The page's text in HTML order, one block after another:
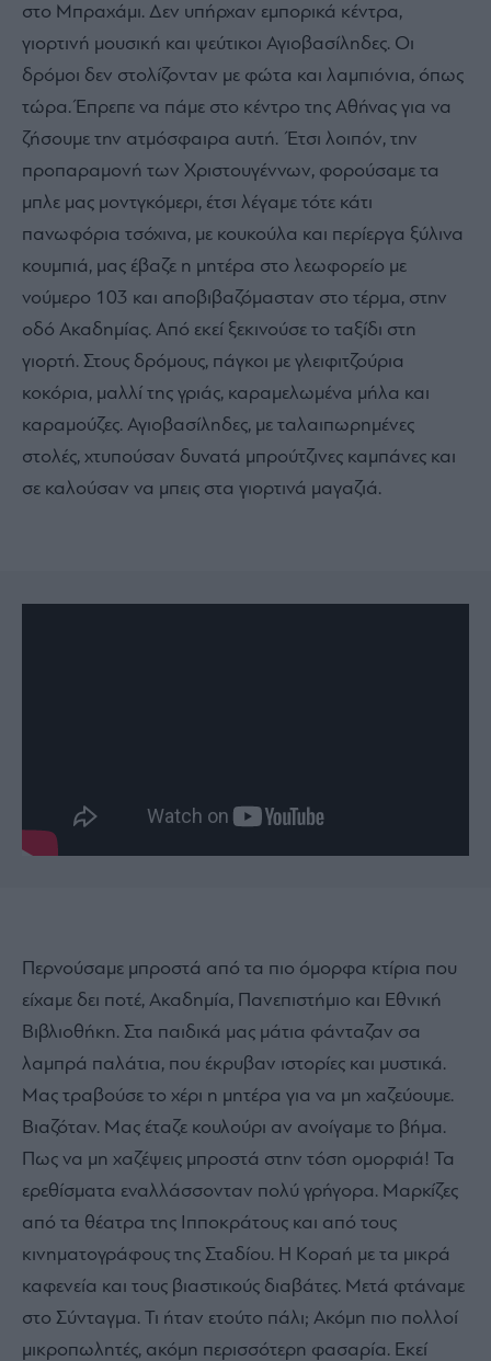
στο Μπραχάμι. Δεν υπήρχαν εμπορικά κέντρα,
γιορτινή μουσική και ψεύτικοι Αγιοβασίληδες. Οι
δρόμοι δεν στολίζονταν με φώτα και λαμπιόνια, όπως
τώρα. Έπρεπε να πάμε στο κέντρο της Αθήνας για να
ζήσουμε την ατμόσφαιρα αυτή. Έτσι λοιπόν, την
προπαραμονή των Χριστουγέννων, φορούσαμε τα
μπλε μας μοντγκόμερι, έτσι λέγαμε τότε κάτι
πανωφόρια τσόχινα, με κουκούλα και περίεργα ξύλινα
κουμπιά, μας έβαζε η μητέρα στο λεωφορείο με
νούμερο 103 και αποβιβαζόμασταν στο τέρμα, στην
οδό Ακαδημίας. Από εκεί ξεκινούσε το ταξίδι στη
γιορτή. Στους δρόμους, πάγκοι με γλειφιτζούρια
κοκόρια, μαλλί της γριάς, καραμελωμένα μήλα και
καραμούζες. Αγιοβασίληδες, με ταλαιπωρημένες
στολές, χτυπούσαν δυνατά μπρούτζινες καμπάνες και
σε καλούσαν να μπεις στα γιορτινά μαγαζιά.
Περνούσαμε μπροστά από τα πιο όμορφα κτίρια που
είχαμε δει ποτέ, Ακαδημία, Πανεπιστήμιο και Εθνική
Βιβλιοθήκη. Στα παιδικά μας μάτια φάνταζαν σα
λαμπρά παλάτια, που έκρυβαν ιστορίες και μυστικά.
Μας τραβούσε το χέρι η μητέρα για να μη χαζεύουμε.
Βιαζόταν. Μας έταζε κουλούρι αν ανοίγαμε το βήμα.
Πως να μη χαζέψεις μπροστά στην τόση ομορφιά! Τα
ερεθίσματα εναλλάσσονταν πολύ γρήγορα. Μαρκίζες
από τα θέατρα της Ιπποκράτους και από τους
κινηματογράφους της Σταδίου. Η Κοραή με τα μικρά
καφενεία και τους βιαστικούς διαβάτες. Μετά φτάναμε
στο Σύνταγμα. Τι ήταν ετούτο πάλι; Ακόμη πιο πολλοί
μικροπωλητές, ακόμη περισσότερη φασαρία. Εκεί